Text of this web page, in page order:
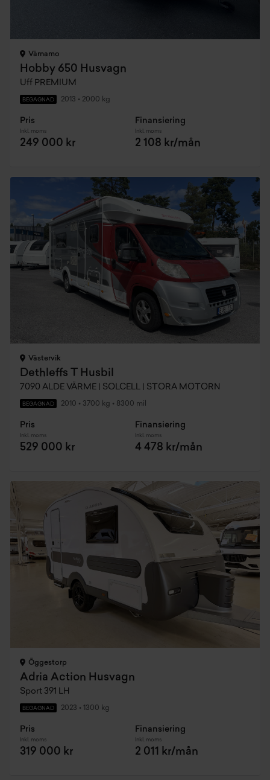
Värnamo
Hobby 650 Husvagn
Uff PREMIUM
BEGAGNAD 2013 • 2000 kg
Pris
Inkl. moms
249 000 kr
Finansiering
Inkl. moms
2 108 kr/mån
Västervik
Dethleffs T Husbil
7090 ALDE VÄRME | SOLCELL | STORA MOTORN
BEGAGNAD 2010 • 3700 kg • 8300 mil
Pris
Inkl. moms
529 000 kr
Finansiering
Inkl. moms
4 478 kr/mån
Öggestorp
Adria Action Husvagn
Sport 391 LH
BEGAGNAD 2023 • 1300 kg
Pris
Inkl. moms
319 000 kr
Finansiering
Inkl. moms
2 011 kr/mån